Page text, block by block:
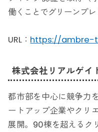
働くことでグリーンプレ
URL： https://ambre-
株式会社リアルゲイ
都市部を中心に競争力
ートアップ企業やクリ
展開。90棟を超えるク